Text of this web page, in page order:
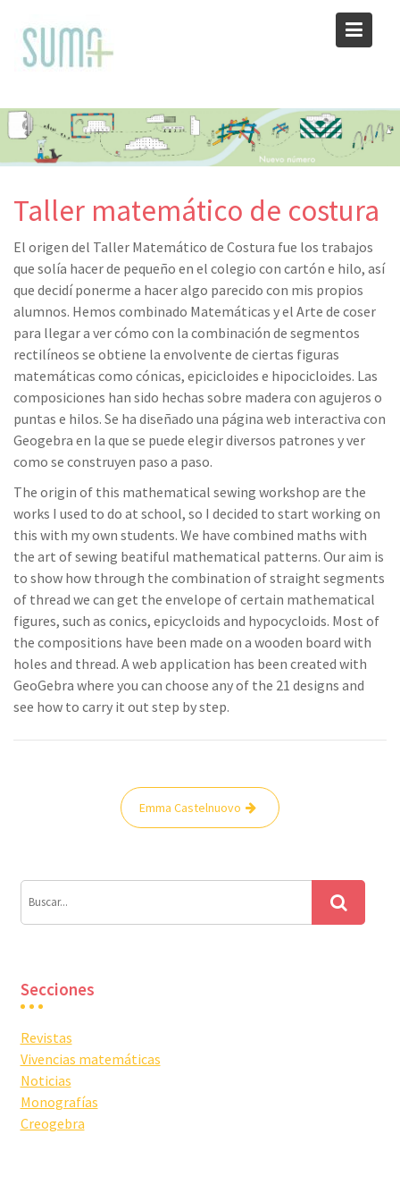
content
Taller matemático de costura
El origen del Taller Matemático de Costura fue los trabajos
que solía hacer de pequeño en el colegio con cartón e hilo, así
que decidí ponerme a hacer algo parecido con mis propios
alumnos. Hemos combinado Matemáticas y el Arte de coser
para llegar a ver cómo con la combinación de segmentos
rectilíneos se obtiene la envolvente de ciertas figuras
matemáticas como cónicas, epicicloides e hipocicloides. Las
composiciones han sido hechas sobre madera con agujeros o
puntas e hilos. Se ha diseñado una página web interactiva con
Geogebra en la que se puede elegir diversos patrones y ver
como se construyen paso a paso.
The origin of this mathematical sewing workshop are the
works I used to do at school, so I decided to start working on
this with my own students. We have combined maths with
the art of sewing beatiful mathematical patterns. Our aim is
to show how through the combination of straight segments
of thread we can get the envelope of certain mathematical
figures, such as conics, epicycloids and hypocycloids. Most of
the compositions have been made on a wooden board with
holes and thread. A web application has been created with
GeoGebra where you can choose any of the 21 designs and
see how to carry it out step by step.
Navegación
Emma Castelnuovo
Secciones
Revistas
Vivencias matemáticas
Noticias
Monografías
Creogebra